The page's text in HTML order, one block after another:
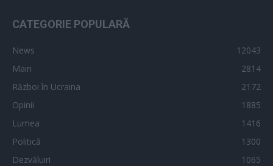
CATEGORIE POPULARĂ
News
12043
Main
2814
Război în Ucraina
2172
Opinii
1885
Lumea
1416
Politică
1300
Dezvăluiri
1065